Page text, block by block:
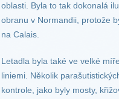
oblasti. Byla to tak dokonalá
obranu v Normandii, protože
na Calais.
Letadla byla také ve velké
liniemi. Několik
kontrole, jako byly mosty,